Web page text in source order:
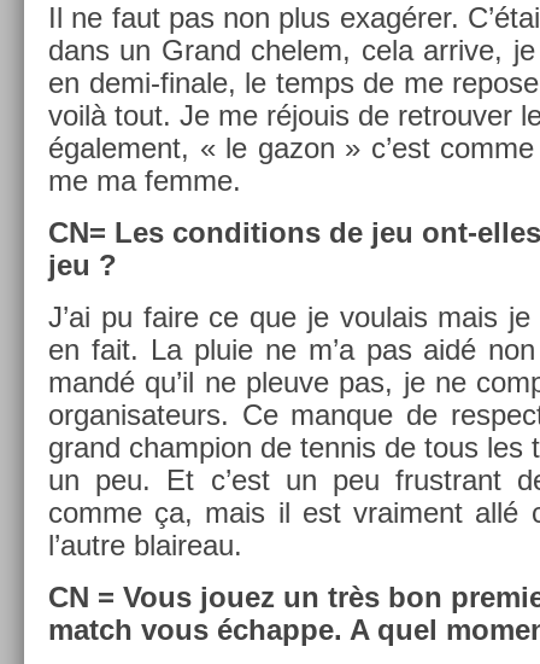
Il ne faut pas non plus exagérer.
dans un Grand chelem, cela ar­rive,
en demi-finale, le temps de me
voilà tout. Je me réjouis de retro­uv­er
égale­ment, « le gazon » c’est
me ma femme.
CN= Les con­di­tions de jeu ont-
jeu ?
J’ai pu faire ce que je voulais mais je
en fait. La pluie ne m’a pas aidé
mandé qu’il ne pleuve pas, je ne
or­ganisateurs. Ce man­que de
grand champ­ion de ten­nis de tous les
un peu. Et c’est un peu frustrant
comme ça, mais il est vrai­ment allé
l’autre blaireau.
CN = Vous jouez un très bon
match vous échap­pe. A quel